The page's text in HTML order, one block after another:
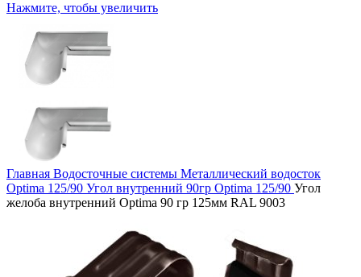
Нажмите, чтобы увеличить
Главная Водосточные системы Металлический водосток
Optima 125/90 Угол внутренний 90гр Optima 125/90 Угол
желоба внутренний Optima 90 гр 125мм RAL 9003